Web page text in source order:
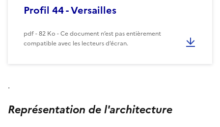
Profil 44 - Versailles
pdf - 82 Ko - Ce document n’est pas entièrement
compatible avec les lecteurs d’écran.
.
Représentation de l'architecture